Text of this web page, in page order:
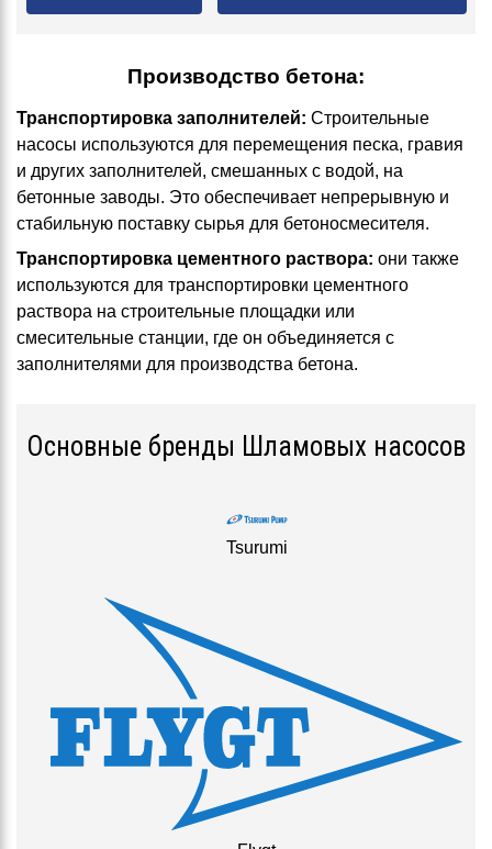
Производство бетона:
Транспортировка заполнителей: Строительные
насосы используются для перемещения песка, гравия
и других заполнителей, смешанных с водой, на
бетонные заводы. Это обеспечивает непрерывную и
стабильную поставку сырья для бетоносмесителя.
Транспортировка цементного раствора: они также
используются для транспортировки цементного
раствора на строительные площадки или
смесительные станции, где он объединяется с
заполнителями для производства бетона.
Основные бренды Шламовых насосов
Tsurumi